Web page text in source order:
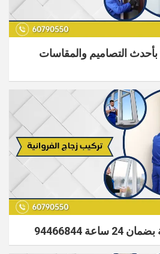
التصاميم والمقاسات
94466844